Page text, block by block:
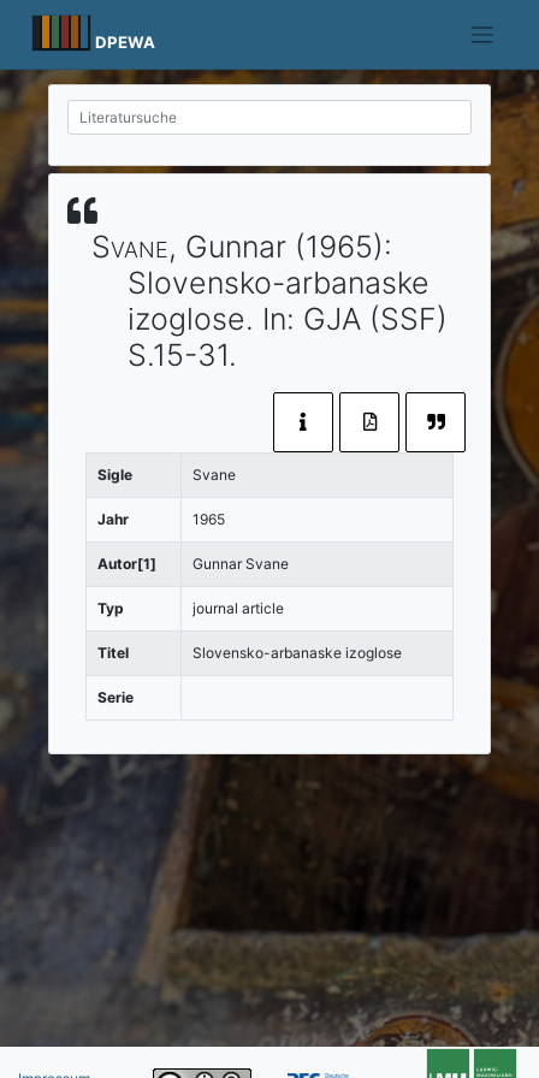
content
DPEWA
Svane, Gunnar (1965):
Slovensko-arbanaske
izoglose. In: GJA (SSF)
S.15-31.
Sigle Svane
Jahr 1965
Autor[1] Gunnar Svane
Typ journal article
Titel Slovensko-arbanaske izoglose
Serie